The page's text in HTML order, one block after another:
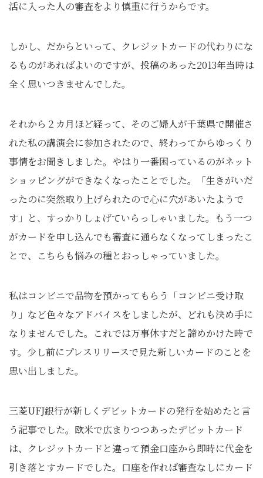
活に入った人の審査をより慎重に行うからです。
しかし、だからといって、クレジットカードの代わりにな
るものがあればよいのですが、投稿のあった2013年当時は
全く思いつきませんでした。
それから２カ月ほど経って、そのご婦人が千葉県で開催さ
れた私の講演会に参加されたので、終わってからゆっくり
事情をお聞きしました。やはり一番困っているのがネット
ショッピングができなくなったことでした。「生きがいだ
ったのに突然取り上げられたので心に穴があいたようで
す」と、すっかりしょげていらっしゃいました。もう一つ
がカードを申し込んでも審査に通らなくなってしまったこ
とで、こちらも悩みの種とおっしゃっていました。
私はコンビニで品物を預かってもらう「コンビニ受け取
り」など色々なアドバイスをしましたが、どれも決め手に
なりませんでした。これでは万事休すだと諦めかけた時で
す。少し前にプレスリリースで見た新しいカードのことを
思い出しました。
三菱UFJ銀行が新しくデビットカードの発行を始めたと言
う記事でした。欧米で広まりつつあったデビットカード
は、クレジットカードと違って預金口座から即時に代金を
引き落とすカードでした。口座を作れば審査なしにカード